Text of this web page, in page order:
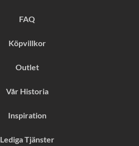
FAQ
Köpvillkor
Outlet
Vår Historia
Inspiration
Lediga Tjänster
a
m